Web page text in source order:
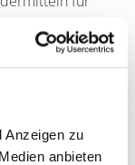
Anzeigen zu
anbieten
gewissenhaft
sorgfältig
dass